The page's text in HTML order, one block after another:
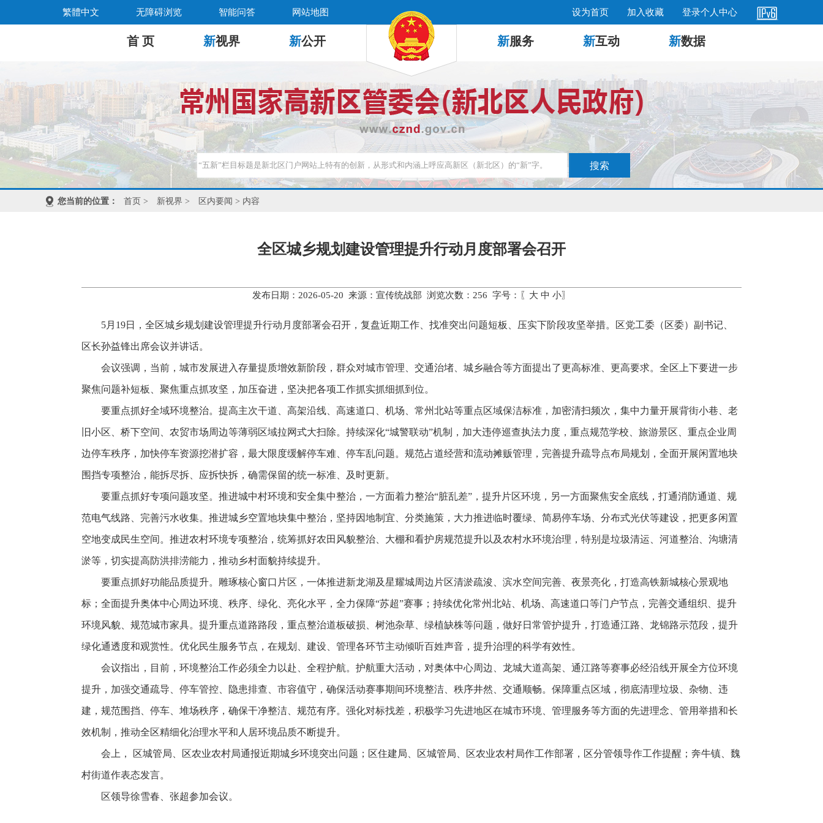
繁體中文 无障碍浏览 智能问答 网站地图 设为首页 加入收藏 登录个人中心
首 页 新视界 新公开 新服务 新互动 新数据
您当前的位置： 首页 > 新视界 > 区内要闻 > 内容
全区城乡规划建设管理提升行动月度部署会召开
发布日期：2026-05-20 来源：宣传统战部 浏览次数： 256 字号：〖 大 中 小〗
5月19日，全区城乡规划建设管理提升行动月度部署会召开，复盘近期工作、找准突出问题短板、压实下阶段攻坚举措。区党工委（区委）副书记、
区长孙益锋出席会议并讲话。
会议强调，当前，城市发展进入存量提质增效新阶段，群众对城市管理、交通治堵、城乡融合等方面提出了更高标准、更高要求。全区上下要进一步
聚焦问题补短板、聚焦重点抓攻坚，加压奋进，坚决把各项工作抓实抓细抓到位。
要重点抓好全域环境整治。提高主次干道、高架沿线、高速道口、机场、常州北站等重点区域保洁标准，加密清扫频次，集中力量开展背街小巷、老
旧小区、桥下空间、农贸市场周边等薄弱区域拉网式大扫除。持续深化“城警联动”机制，加大违停巡查执法力度，重点规范学校、旅游景区、重点企业周
边停车秩序，加快停车资源挖潜扩容，最大限度缓解停车难、停车乱问题。规范占道经营和流动摊贩管理，完善提升疏导点布局规划，全面开展闲置地块
围挡专项整治，能拆尽拆、应拆快拆，确需保留的统一标准、及时更新。
要重点抓好专项问题攻坚。推进城中村环境和安全集中整治，一方面着力整治“脏乱差”，提升片区环境，另一方面聚焦安全底线，打通消防通道、规
范电气线路、完善污水收集。推进城乡空置地块集中整治，坚持因地制宜、分类施策，大力推进临时覆绿、简易停车场、分布式光伏等建设，把更多闲置
空地变成民生空间。推进农村环境专项整治，统筹抓好农田风貌整治、大棚和看护房规范提升以及农村水环境治理，特别是垃圾清运、河道整治、沟塘清
淤等，切实提高防洪排涝能力，推动乡村面貌持续提升。
要重点抓好功能品质提升。雕琢核心窗口片区，一体推进新龙湖及星耀城周边片区清淤疏浚、滨水空间完善、夜景亮化，打造高铁新城核心景观地
标；全面提升奥体中心周边环境、秩序、绿化、亮化水平，全力保障“苏超”赛事；持续优化常州北站、机场、高速道口等门户节点，完善交通组织、提升
环境风貌、规范城市家具。提升重点道路路段，重点整治道板破损、树池杂草、绿植缺株等问题，做好日常管护提升，打造通江路、龙锦路示范段，提升
绿化通透度和观赏性。优化民生服务节点，在规划、建设、管理各环节主动倾听百姓声音，提升治理的科学有效性。
会议指出，目前，环境整治工作必须全力以赴、全程护航。护航重大活动，对奥体中心周边、龙城大道高架、通江路等赛事必经沿线开展全方位环境
提升，加强交通疏导、停车管控、隐患排查、市容值守，确保活动赛事期间环境整洁、秩序井然、交通顺畅。保障重点区域，彻底清理垃圾、杂物、违
建，规范围挡、停车、堆场秩序，确保干净整洁、规范有序。强化对标找差，积极学习先进地区在城市环境、管理服务等方面的先进理念、管用举措和长
效机制，推动全区精细化治理水平和人居环境品质不断提升。
会上， 区城管局、区农业农村局通报近期城乡环境突出问题；区住建局、区城管局、区农业农村局作工作部署，区分管领导作工作提醒；奔牛镇、魏
村街道作表态发言。
区领导徐雪春、张超参加会议。